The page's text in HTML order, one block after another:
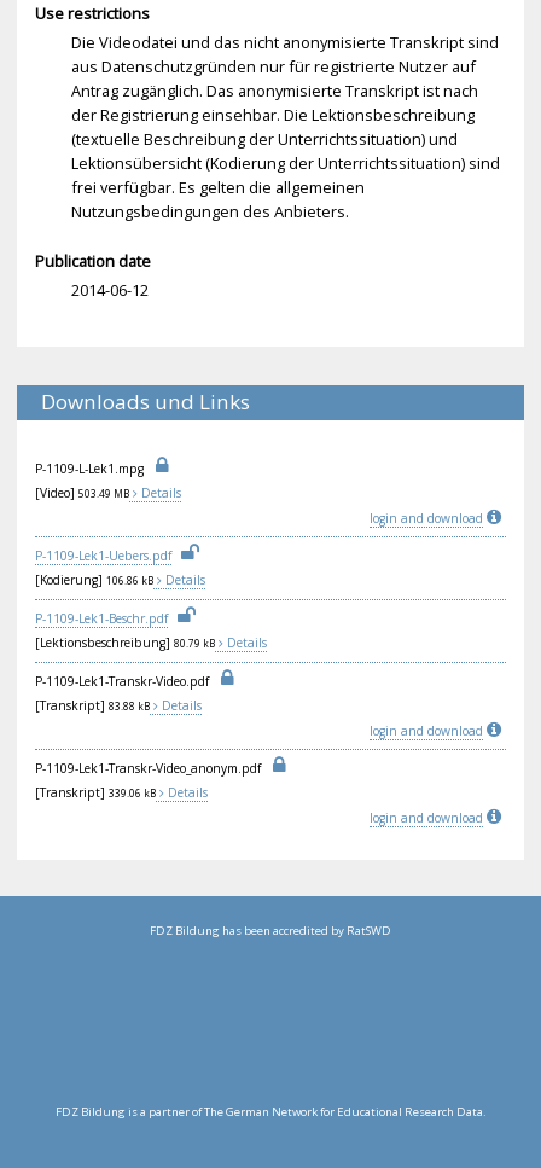
Use restrictions
Die Videodatei und das nicht anonymisierte Transkript sind
aus Datenschutzgründen nur für registrierte Nutzer auf
Antrag zugänglich. Das anonymisierte Transkript ist nach
der Registrierung einsehbar. Die Lektionsbeschreibung
(textuelle Beschreibung der Unterrichtssituation) und
Lektionsübersicht (Kodierung der Unterrichtssituation) sind
frei verfügbar. Es gelten die allgemeinen
Nutzungsbedingungen des Anbieters.
Publication date
2014-06-12
Downloads und Links
P-1 109-L-Lek1.mpg
[Video] 503.49 MB
Details
login and download
P-1 109-Lek1-Uebers.pdf
[Kodierung] 106.86 kB Details
P-1 109-Lek1-Beschr.pdf
[Lektionsbeschreibung] 80.79 kB Details
P-1 109-Lek1-Transkr-Video.pdf
[Transkript] 83.88 kB
Details
login and download
P-1 109-Lek1-Transkr-Video_anonym.pdf
[Transkript] 339.06 kB
Details
login and download
FDZ Bildung has been accredited by RatSWD
FDZ Bildung is a partner of The German Network for Educational Research Data.